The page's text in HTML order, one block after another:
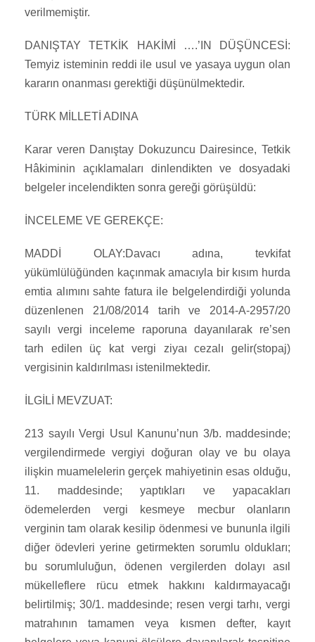
verilmemiştir.
DANIŞTAY TETKİK HAKİMİ ….’IN DÜŞÜNCESİ:
Temyiz isteminin reddi ile usul ve yasaya uygun olan
kararın onanması gerektiği düşünülmektedir.
TÜRK MİLLETİ ADINA
Karar veren Danıştay Dokuzuncu Dairesince, Tetkik
Hâkiminin açıklamaları dinlendikten ve dosyadaki
belgeler incelendikten sonra gereği görüşüldü:
İNCELEME VE GEREKÇE:
MADDİ OLAY:Davacı adına, tevkifat
yükümlülüğünden kaçınmak amacıyla bir kısım hurda
emtia alımını sahte fatura ile belgelendirdiği yolunda
düzenlenen 21/08/2014 tarih ve 2014-A-2957/20
sayılı vergi inceleme raporuna dayanılarak re’sen
tarh edilen üç kat vergi ziyaı cezalı gelir(stopaj)
vergisinin kaldırılması istenilmektedir.
İLGİLİ MEVZUAT:
213 sayılı Vergi Usul Kanunu’nun 3/b. maddesinde;
vergilendirmede vergiyi doğuran olay ve bu olaya
ilişkin muamelelerin gerçek mahiyetinin esas olduğu,
11. maddesinde; yaptıkları ve yapacakları
ödemelerden vergi kesmeye mecbur olanların
verginin tam olarak kesilip ödenmesi ve bununla ilgili
diğer ödevleri yerine getirmekten sorumlu oldukları;
bu sorumluluğun, ödenen vergilerden dolayı asıl
mükelleflere rücu etmek hakkını kaldırmayacağı
belirtilmiş; 30/1. maddesinde; resen vergi tarhı, vergi
matrahının tamamen veya kısmen defter, kayıt